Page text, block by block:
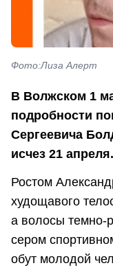
Фото:Лиза Алерт
В Волжском 1
подробности
Сергеевича
исчез 21 апреля.
Ростом
худощавого
а волосы темно-
сером
обут молодой